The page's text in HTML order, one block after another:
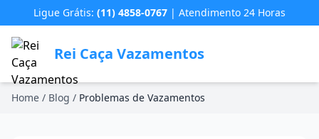
Ligue Grátis: (11) 4858-0767 | Atendimento 24 Horas
Rei Caça Vazamentos
Home / Blog / Problemas de Vazamentos